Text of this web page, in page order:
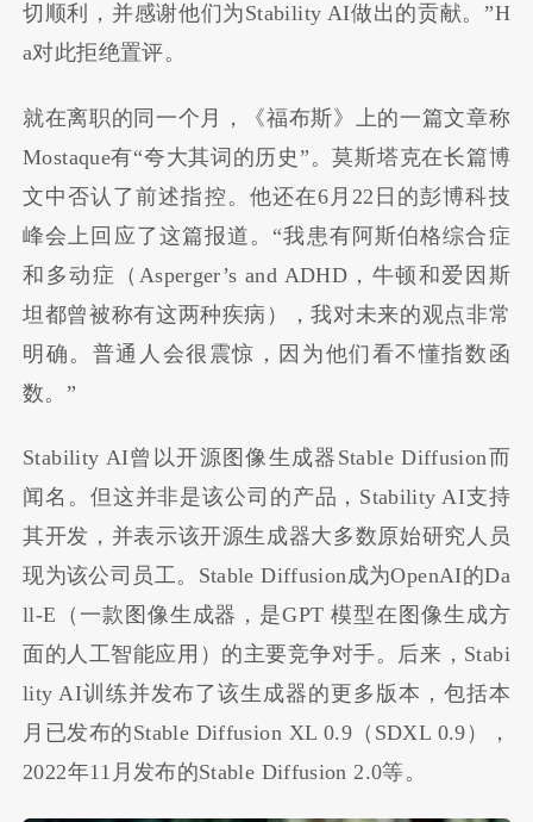
切顺利，并感谢他们为Stability AI做出的贡献。”H
a对此拒绝置评。
就在离职的同一个月，《福布斯》上的一篇文章称
Mostaque有“夸大其词的历史”。莫斯塔克在长篇博
文中否认了前述指控。他还在6月22日的彭博科技
峰会上回应了这篇报道。“我患有阿斯伯格综合症
和多动症（Asperger’s and ADHD，牛顿和爱因斯
坦都曾被称有这两种疾病），我对未来的观点非常
明确。普通人会很震惊，因为他们看不懂指数函
数。”
Stability AI曾以开源图像生成器Stable Diffusion而
闻名。但这并非是该公司的产品，Stability AI支持
其开发，并表示该开源生成器大多数原始研究人员
现为该公司员工。Stable Diffusion成为OpenAI的Da
ll-E（一款图像生成器，是GPT 模型在图像生成方
面的人工智能应用）的主要竞争对手。后来，Stabi
lity AI训练并发布了该生成器的更多版本，包括本
月已发布的Stable Diffusion XL 0.9（SDXL 0.9），
2022年11月发布的Stable Diffusion 2.0等。